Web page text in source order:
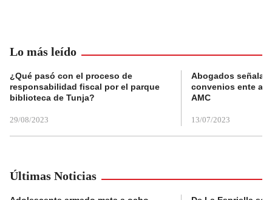
Lo más leído
¿Qué pasó con el proceso de
responsabilidad fiscal por el parque
biblioteca de Tunja?
29/08/2023
Abogados
convenios ente
AMC
13/07/2023
Últimas Noticias